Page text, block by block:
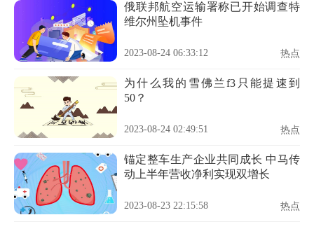
俄联邦航空运输署称已开始调查特
维尔州坠机事件
2023-08-24 06:33:12 热点
为什么我的雪佛兰f3只能提速到
50？
2023-08-24 02:49:51 热点
锚定整车生产企业共同成长 中马传
动上半年营收净利实现双增长
2023-08-23 22:15:58 热点